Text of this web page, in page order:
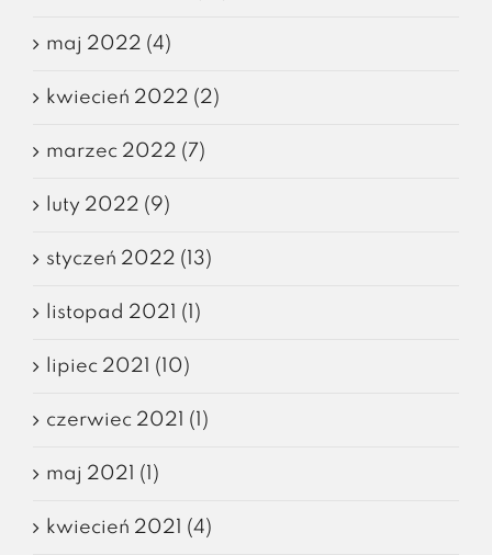
maj 2022 (4)
kwiecień 2022 (2)
marzec 2022 (7)
luty 2022 (9)
styczeń 2022 (13)
listopad 2021 (1)
lipiec 2021 (10)
czerwiec 2021 (1)
maj 2021 (1)
kwiecień 2021 (4)